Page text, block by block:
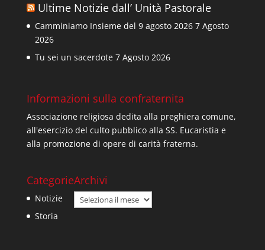
Ultime Notizie dall’ Unità Pastorale
Camminiamo Insieme del 9 agosto 2026 7 Agosto
2026
Tu sei un sacerdote 7 Agosto 2026
Informazioni sulla confraternita
Associazione religiosa dedita alla preghiera comune,
all'esercizio del culto pubblico alla SS. Eucaristia e
alla promozione di opere di carità fraterna.
Categorie
Notizie
Storia
Archivi
Archivi